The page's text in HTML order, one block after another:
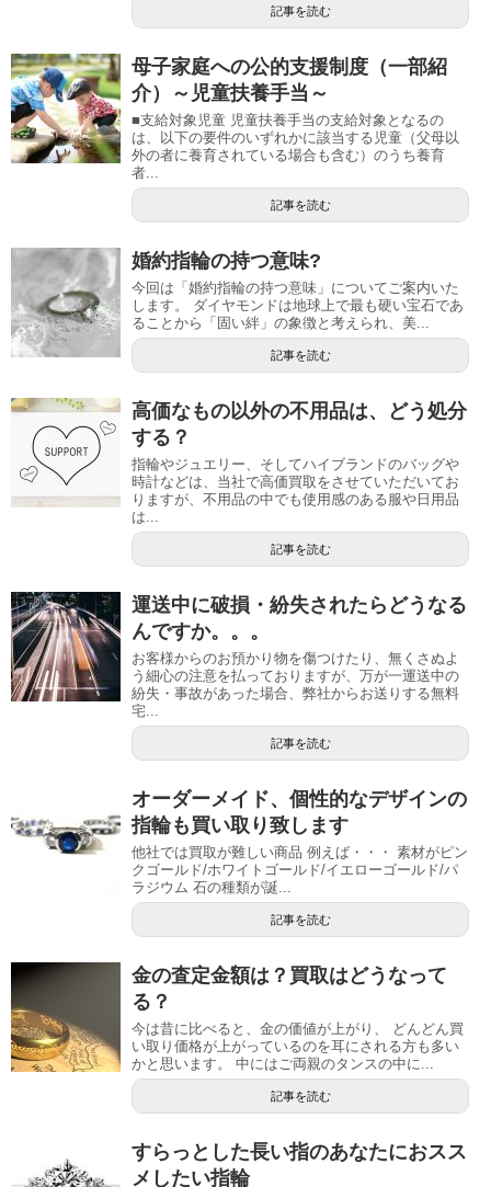
記事を読む
母子家庭への公的支援制度（一部紹
介）～児童扶養手当～
■支給対象児童 児童扶養手当の支給対象となるの
は、以下の要件のいずれかに該当する児童（父母以
外の者に養育されている場合も含む）のうち養育
者...
記事を読む
婚約指輪の持つ意味?
今回は「婚約指輪の持つ意味」についてご案内いた
します。 ダイヤモンドは地球上で最も硬い宝石であ
ることから「固い絆」の象徴と考えられ、美...
記事を読む
高価なもの以外の不用品は、どう処分
する？
指輪やジュエリー、そしてハイブランドのバッグや
時計などは、当社で高価買取をさせていただいてお
りますが、不用品の中でも使用感のある服や日用品
は...
記事を読む
運送中に破損・紛失されたらどうなる
んですか。。。
お客様からのお預かり物を傷つけたり、無くさぬよ
う細心の注意を払っておりますが、万が一運送中の
紛失・事故があった場合、弊社からお送りする無料
宅...
記事を読む
オーダーメイド、個性的なデザインの
指輪も買い取り致します
他社では買取が難しい商品 例えば・・・ 素材がピン
クゴールド/ホワイトゴールド/イエローゴールド/パ
ラジウム 石の種類が誕...
記事を読む
金の査定金額は？買取はどうなって
る？
今は昔に比べると、金の価値が上がり、 どんどん買
い取り価格が上がっているのを耳にされる方も多い
かと思います。 中にはご両親のタンスの中に...
記事を読む
すらっとした長い指のあなたにおスス
メしたい指輪